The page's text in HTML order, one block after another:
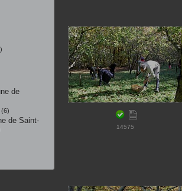
de
(6)
de Saint-
14575